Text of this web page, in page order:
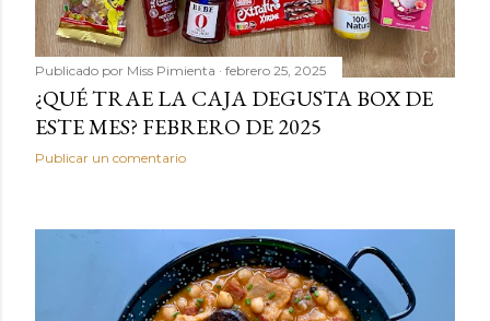
Publicado por Miss Pimienta febrero 25, 2025
¿QUÉ TRAE LA CAJA DEGUSTA BOX DE
ESTE MES? FEBRERO DE 2025
Publicar un comentario